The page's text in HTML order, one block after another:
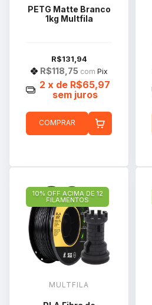
PETG Matte Branco
1kg Multfila
R$131,94
R$118,75 com Pix
2 x de R$65,97
sem juros
COMPRAR
10% OFF ACIMA DE 12
FILAMENTOS
MULTFILA